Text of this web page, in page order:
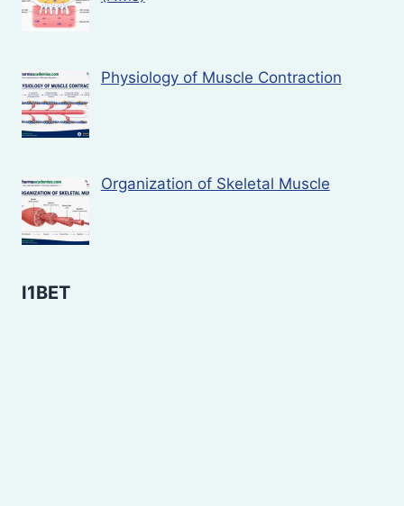
Physiology of Muscle Contraction
Organization of Skeletal Muscle
I1BET